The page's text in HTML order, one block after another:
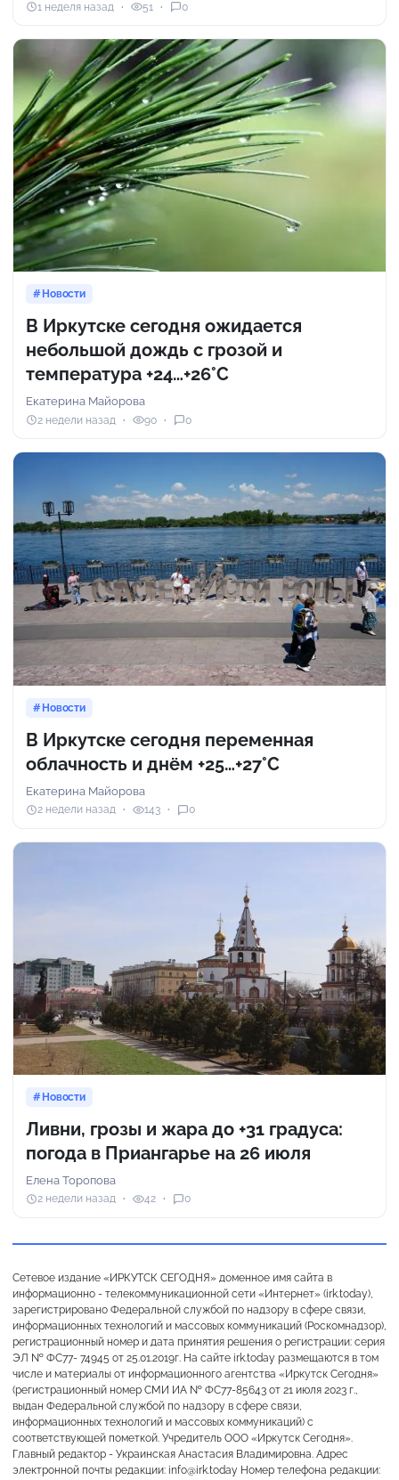
1 неделя назад 51 0
Новости
В Иркутске сегодня ожидается
небольшой дождь с грозой и
температура +24…+26°C
Екатерина Майорова
2 недели назад 90 0
Новости
В Иркутске сегодня переменная
облачность и днём +25…+27°С
Екатерина Майорова
2 недели назад 143 0
Новости
Ливни, грозы и жара до +31 градуса:
погода в Приангарье на 26 июля
Елена Торопова
2 недели назад 42 0
Сетевое издание «ИРКУТСК СЕГОДНЯ» доменное имя сайта в
информационно - телекоммуникационной сети «Интернет» (irk.today),
зарегистрировано Федеральной службой по надзору в сфере связи,
информационных технологий и массовых коммуникаций (Роскомнадзор),
регистрационный номер и дата принятия решения о регистрации: серия
ЭЛ № ФС77- 74945 от 25.01.2019г. На сайте irk.today размещаются в том
числе и материалы от информационного агентства «Иркутск Сегодня»
(регистрационный номер СМИ ИА № ФС77-85643 от 21 июля 2023 г.,
выдан Федеральной службой по надзору в сфере связи,
информационных технологий и массовых коммуникаций) с
соответствующей пометкой. Учредитель ООО «Иркутск Сегодня».
Главный редактор - Украинская Анастасия Владимировна. Адрес
электронной почты редакции: info@irk.today Номер телефона редакции: